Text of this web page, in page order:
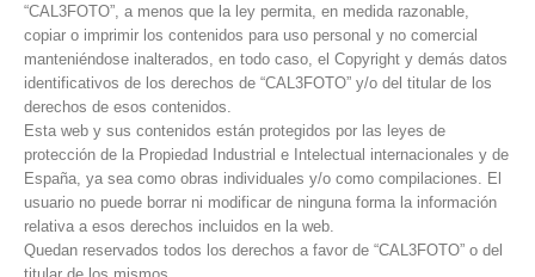
“CAL3FOTO”, a menos que la ley permita, en medida razonable,
copiar o imprimir los contenidos para uso personal y no comercial
manteniéndose inalterados, en todo caso, el Copyright y demás datos
identificativos de los derechos de “CAL3FOTO” y/o del titular de los
derechos de esos contenidos.
Esta web y sus contenidos están protegidos por las leyes de
protección de la Propiedad Industrial e Intelectual internacionales y de
España, ya sea como obras individuales y/o como compilaciones. El
usuario no puede borrar ni modificar de ninguna forma la información
relativa a esos derechos incluidos en la web.
Quedan reservados todos los derechos a favor de “CAL3FOTO” o del